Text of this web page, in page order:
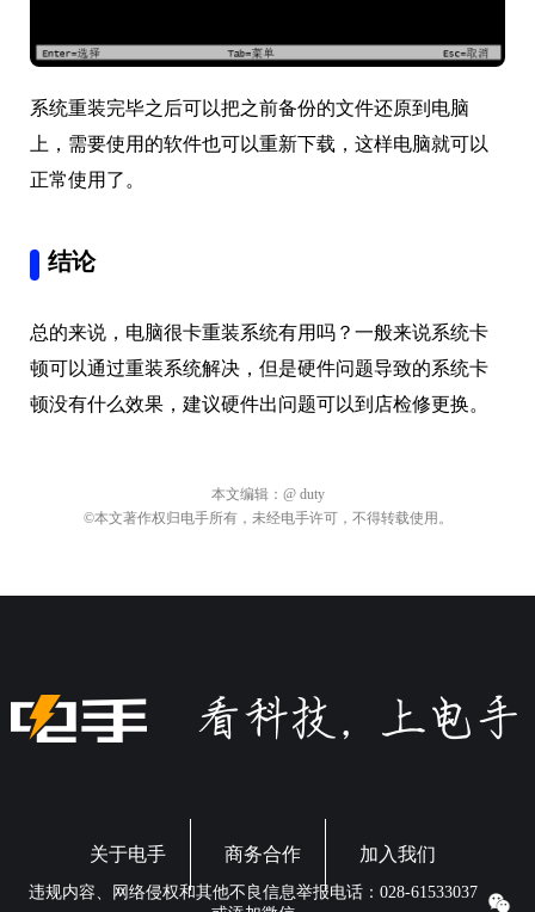
系统重装完毕之后可以把之前备份的文件还原到电脑
上，需要使用的软件也可以重新下载，这样电脑就可以
正常使用了。
结论
总的来说，电脑很卡重装系统有用吗？一般来说系统卡
顿可以通过重装系统解决，但是硬件问题导致的系统卡
顿没有什么效果，建议硬件出问题可以到店检修更换。
本文编辑： @ duty
©本文著作权归电手所有，未经电手许可，不得转载使用。
关于电手 商务合作 加入我们
违规内容、网络侵权和其他不良信息举报电话：028-61533037